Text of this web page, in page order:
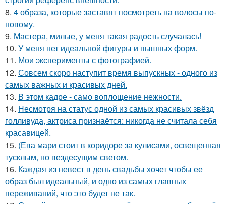
8. 4 образа, которые заставят посмотреть на волосы по-
новому.
9. Мастера, милые, у меня такая радость случалась!
10. У меня нет идеальной фигуры и пышных форм.
11. Мои эксперименты с фотографией.
12. Совсем скоро наступит время выпускных - одного из
самых важных и красивых дней.
13. В этом кадре - само воплощение нежности.
14. Несмотря на статус одной из самых красивых звёзд
голливуда, актриса признаётся: никогда не считала себя
красавицей.
15. (Ева мари стоит в коридоре за кулисами, освещенная
тусклым, но вездесущим светом.
16. Каждая из невест в день свадьбы хочет чтобы ее
образ был идеальный, и одно из самых главных
переживаний, что это будет не так.